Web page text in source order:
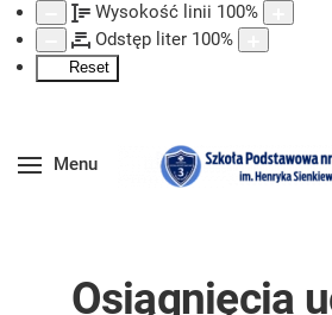
Wysokość linii 100%
Odstęp liter 100%
Reset
Menu
Osiągnięcia